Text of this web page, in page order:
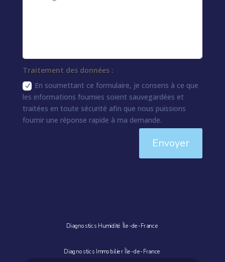
Traitement des données :
En soumettant ce formulaire, je consens à ce que
les informations fournies soient sauvegardées et
traitées en toute sécurité afin que nous puissions
fournir une réponse rapide à ma demande.
Envoyer
Diagnostics Humidité Île-de-France
Diagnostics Immobilier Île-de-France